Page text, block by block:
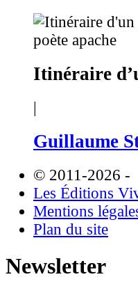
Itinéraire
|
Guillaume
© 2011-2026 -
Les Éditions
Mentions
Plan du site
Newsletter